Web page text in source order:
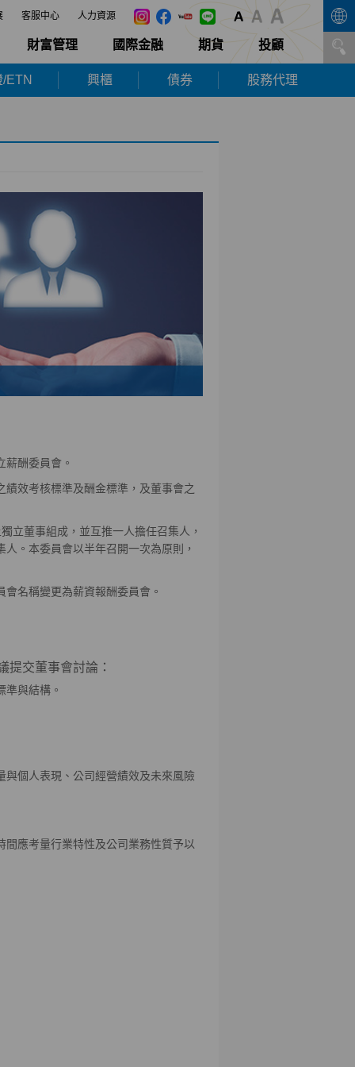
客服中心 人力資源
財富管理 國際金融 期貨 投顧
ETN 興櫃 債券 股務代理
酬委員會。
效考核標準及酬金標準，及董事會之
立董事組成，並互推一人擔任召集人，
。本委員會以半年召開一次為原則，
名稱變更為薪資報酬委員會。
交董事會討論：
與結構。
個人表現、公司經營績效及未來風險
應考量行業特性及公司業務性質予以